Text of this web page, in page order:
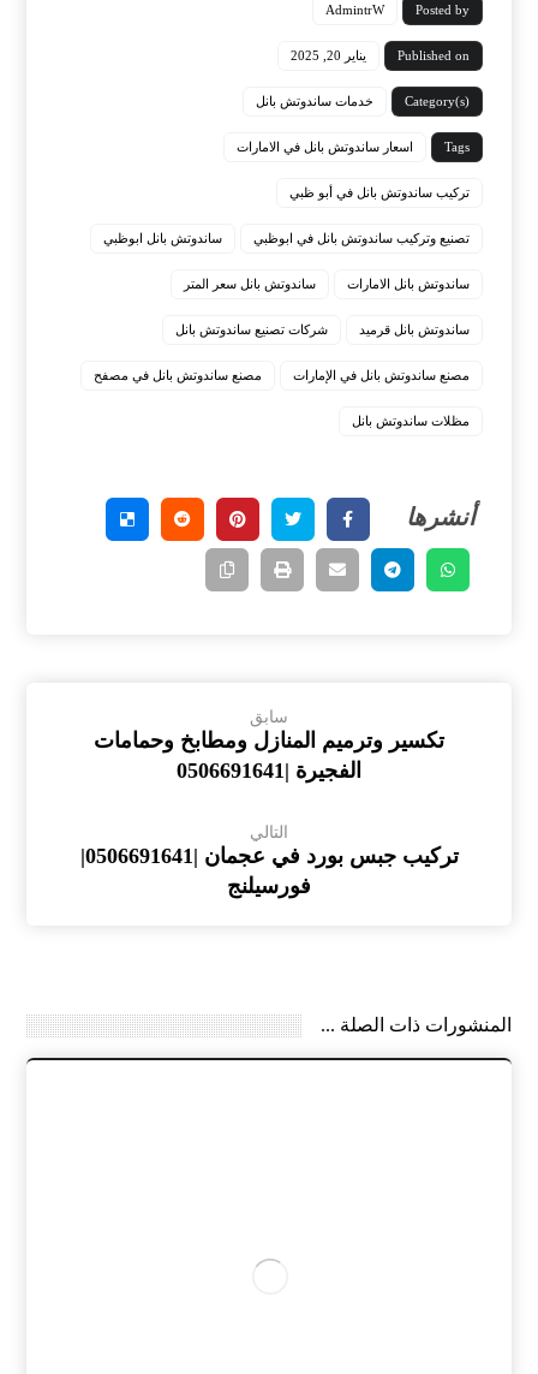
Posted by
AdmintrW
Published on يناير 20, 2025
Category(s) خدمات ساندوتش بانل
Tags اسعار ساندوتش بانل في الامارات
تركيب ساندوتش بانل في أبو ظبي
تصنيع وتركيب ساندوتش بانل في ابوظبي ساندوتش بانل ابوظبي
ساندوتش بانل الامارات ساندوتش بانل سعر المتر
ساندوتش بانل قرميد شركات تصنيع ساندوتش بانل
مصنع ساندوتش بانل في الإمارات مصنع ساندوتش بانل في مصفح
مظلات ساندوتش بانل
سابق
تكسير وترميم المنازل ومطابخ وحمامات
الفجيرة |0506691641
التالي
تركيب جبس بورد في عجمان |0506691641|
فورسيلنج
المنشورات ذات الصلة ...